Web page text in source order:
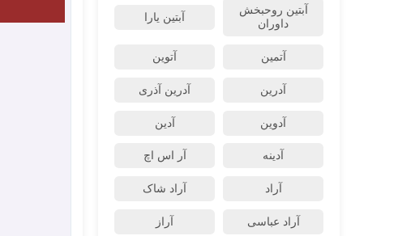
آبتین روحبخش
داوران
آبتین یارا
آتمین آتوین
آدرین آدرین آذری
آدوین آدین
آدینه آر اس اچ
آراد آراد شاک
آراد عباسی آراز